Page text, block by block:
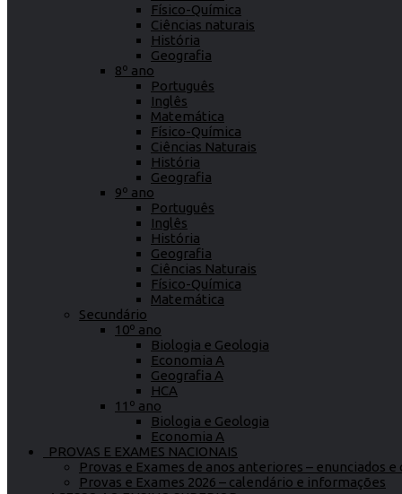
Físico-Química
Ciências naturais
História
Geografia
8º ano
Português
Inglês
Matemática
Físico-Química
Ciências Naturais
História
Geografia
9º ano
Português
Inglês
História
Geografia
Ciências Naturais
Físico-Química
Matemática
Secundário
10º ano
Biologia e Geologia
Economia A
Geografia A
HCA
11º ano
Biologia e Geologia
Economia A
PROVAS E EXAMES NACIONAIS
Provas e Exames de anos anteriores – enunciados
Provas e Exames 2026 – calendário e informações